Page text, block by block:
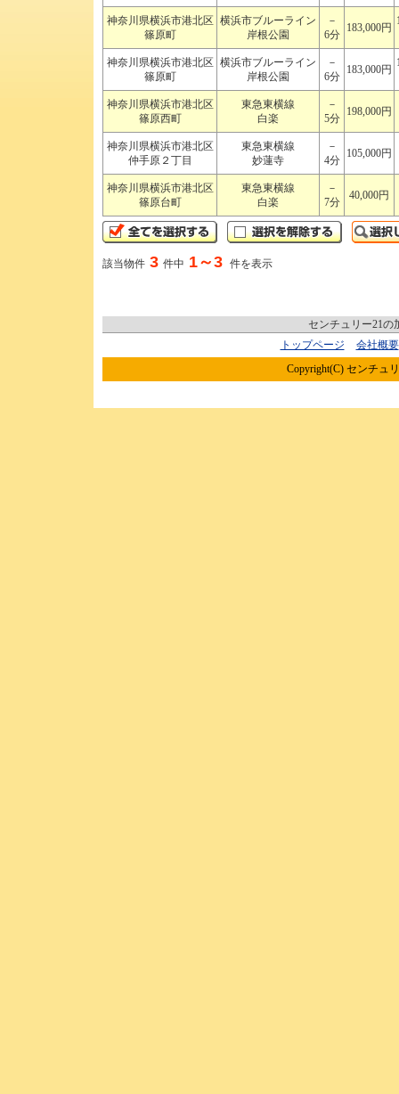
神奈川県横浜市港北区
篠原町
横浜市ブルーライン
岸根公園
－
6分
183,000円
神奈川県横浜市港北区
篠原町
横浜市ブルーライン
岸根公園
－
6分
183,000円
神奈川県横浜市港北区
篠原西町
東急東横線
白楽
－
5分
198,000円
神奈川県横浜市港北区
仲手原２丁目
東急東横線
妙蓮寺
－
4分
105,000円
神奈川県横浜市港北区
篠原台町
東急東横線
白楽
－
7分
40,000円
該当物件 3 件中 1～3 件を表示
センチュリー21の
トップページ
会社概要
Copyright(C) センチュ